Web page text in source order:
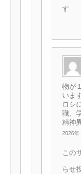
す
物が
いま
ロシ
職、
精神
2026年
この
らせ